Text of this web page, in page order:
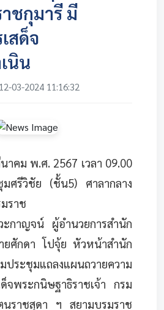
ชกุมารี มี
สด็จ
นิน
03-2024 11:16:32
าคม พ.ศ. 2567 เวลา 09.00
รีวิชัย (ชั้น5) ศาลากลาง
ราช
กาญจน์ ผู้อำนวยการสำนัก
ยศักดา โปจุ้ย หัวหน้าสำนัก
ระชุมแถลงแผนถวายความ
พระกนิษฐาธิราชเจ้า กรม
นราชสุดา ฯ สยามบรมราช